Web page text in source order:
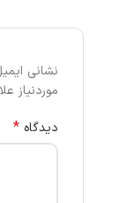
نشانی
موردنیاز
دیدگاه *